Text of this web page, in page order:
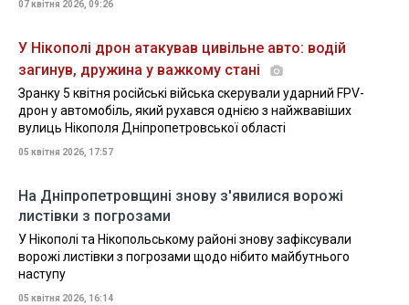
07 квітня 2026, 09:26
У Нікополі дрон атакував цивільне авто: водій
загинув, дружина у важкому стані
Зранку 5 квітня російські війська скерували ударний FPV-
дрон у автомобіль, який рухався однією з найжвавіших
вулиць Нікополя Дніпропетровської області
05 квітня 2026, 17:57
На Дніпропетровщині знову з'явилися ворожі
листівки з погрозами
У Нікополі та Нікопольському районі знову зафіксували
ворожі листівки з погрозами щодо нібито майбутнього
наступу
05 квітня 2026, 16:14